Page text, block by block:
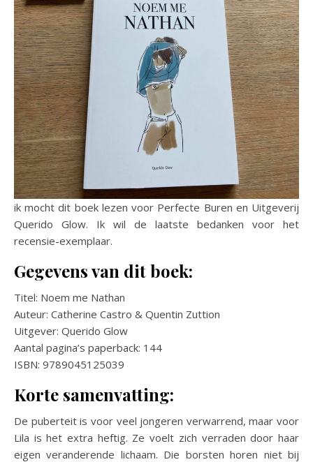
ik mocht dit boek lezen voor Perfecte Buren en Uitgeverij
Querido Glow. Ik wil de laatste bedanken voor het
recensie-exemplaar.
Gegevens van dit boek:
Titel: Noem me Nathan
Auteur: Catherine Castro & Quentin Zuttion
Uitgever: Querido Glow
Aantal pagina’s paperback: 144
ISBN: 9789045125039
Korte samenvatting:
De puberteit is voor veel jongeren verwarrend, maar voor
Lila is het extra heftig. Ze voelt zich verraden door haar
eigen veranderende lichaam. Die borsten horen niet bij